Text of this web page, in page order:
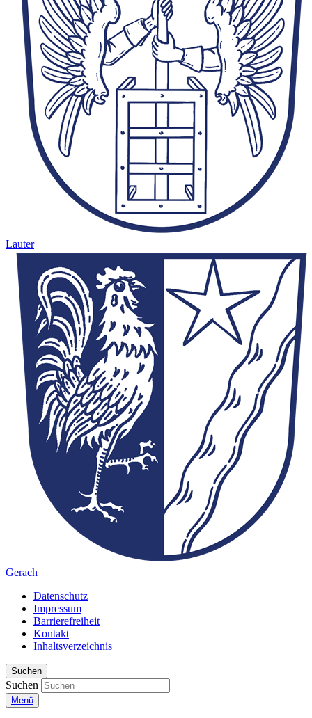
Lauter
Gerach
Datenschutz
Impressum
Barrierefreiheit
Kontakt
Inhaltsverzeichnis
Suchen
Suchen
Menü